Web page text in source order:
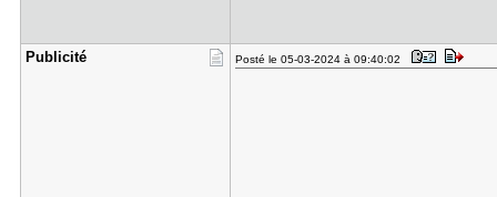
Publicité Posté le 05-03-2024 à 09:40:02